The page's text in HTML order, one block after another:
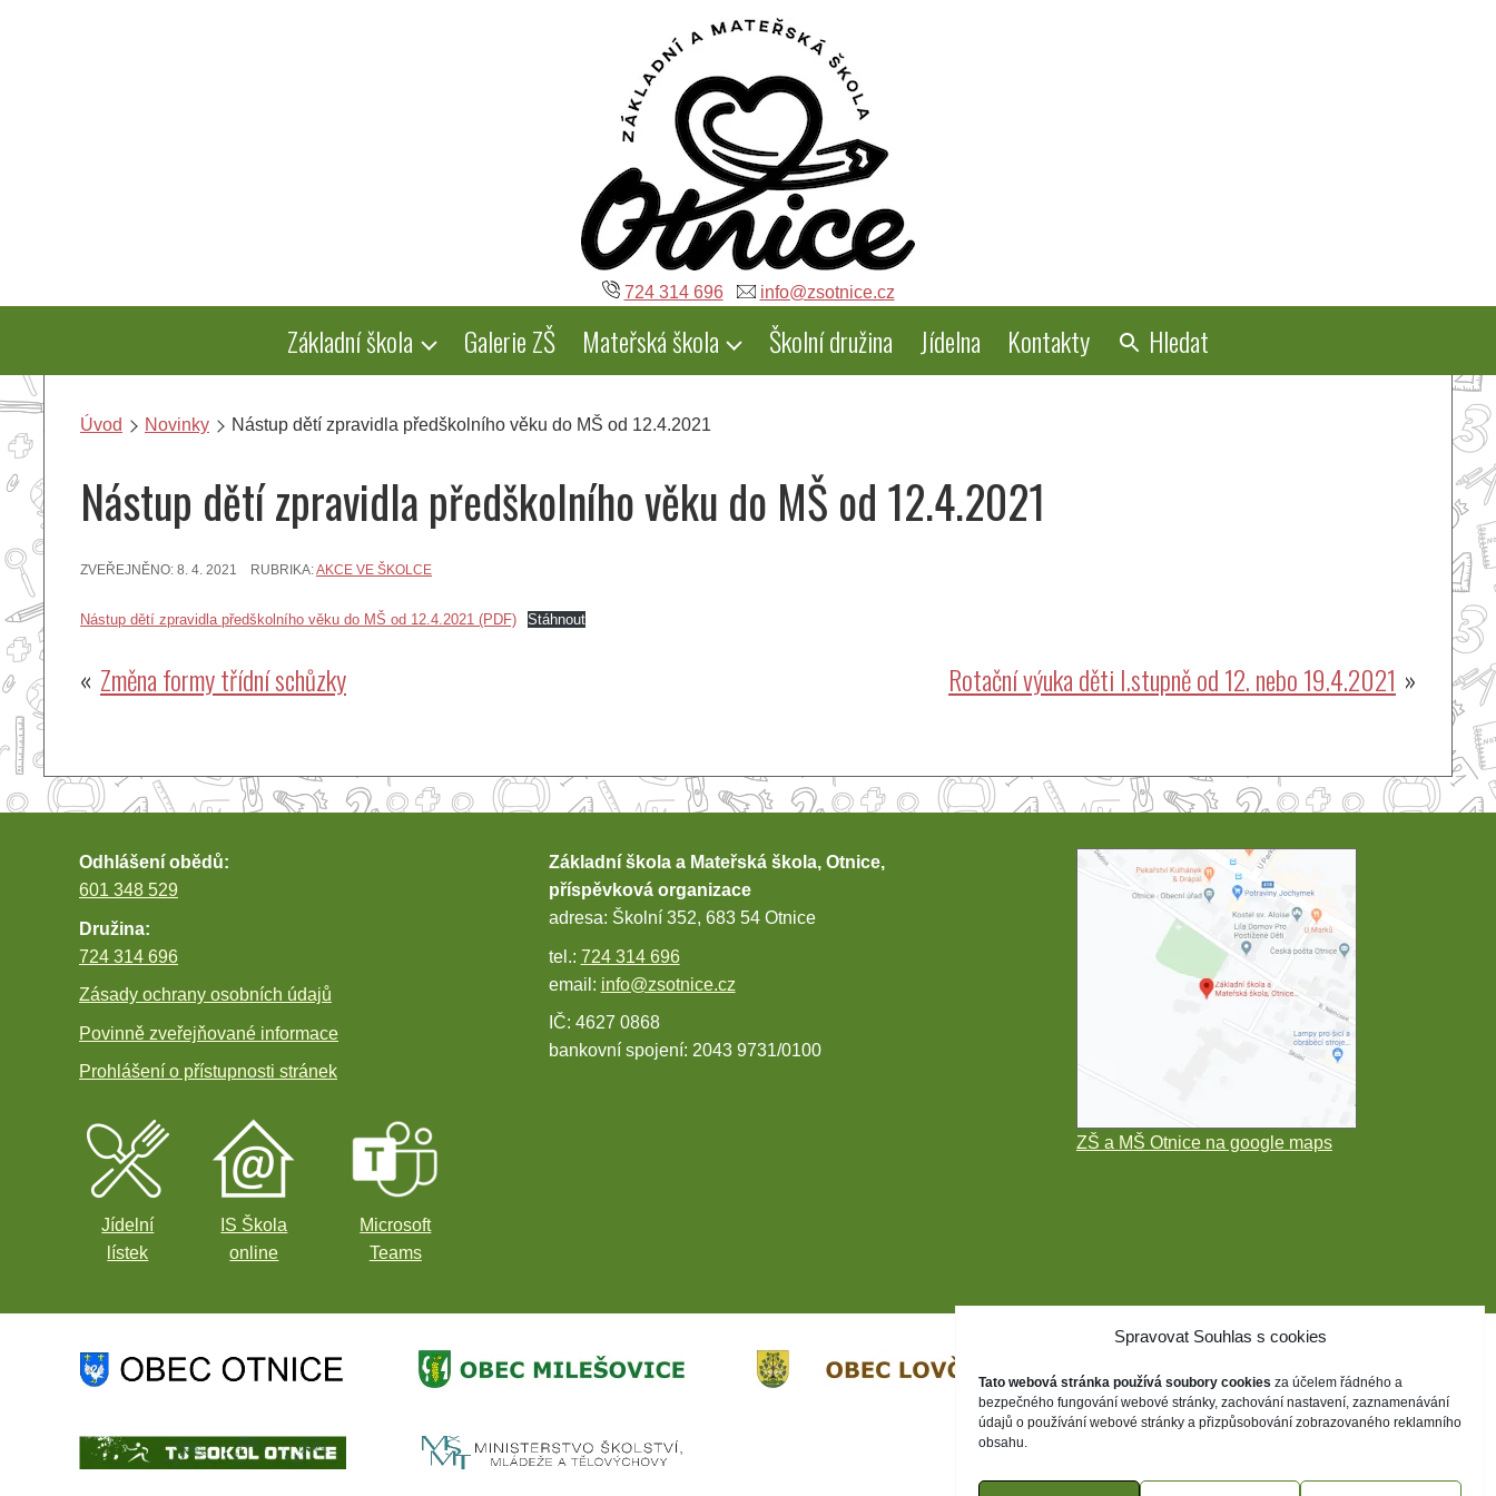
Spravovat Souhlas s cookies
Tato webová stránka používá soubory cookies za účelem řádného a
bezpečného fungování webové stránky, zachování nastavení, zaznamenávání
údajů o používání webové stránky a přizpůsobování zobrazovaného reklamního
obsahu.
724 314 696 info@zsotnice.cz
Základní škola Galerie ZŠ Mateřská škola Školní družina Jídelna Kontakty Hledat
Úvod Novinky Nástup dětí zpravidla předškolního věku do MŠ od 12.4.2021
Nástup dětí zpravidla předškolního věku do MŠ od 12.4.2021
ZVEŘEJNĚNO: 8. 4. 2021 RUBRIKA:AKCE VE ŠKOLCE
Nástup dětí zpravidla předškolního věku do MŠ od 12.4.2021 (PDF) Stáhnout
Navigace
příspěvek
Změna formy třídní schůzky Rotační výuka děti I.stupně od 12. nebo 19.4.2021
Odhlášení obědů:
601 348 529
Družina:
724 314 696
Zásady ochrany osobních údajů
Povinně zveřejňované informace
Prohlášení o přístupnosti stránek
Jídelní
lístek
IS Škola
online
Microsoft
Teams
Základní škola a Mateřská škola, Otnice,
příspěvková organizace
adresa: Školní 352, 683 54 Otnice
tel.: 724 314 696
email: info@zsotnice.cz
IČ: 4627 0868
bankovní spojení: 2043 9731/0100
ZŠ a MŠ Otnice na google maps